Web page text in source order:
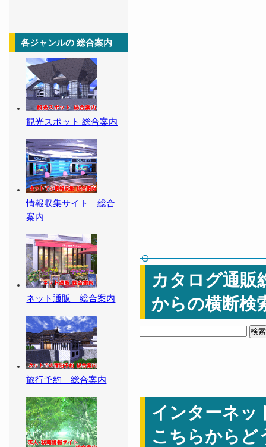
カタログ通販
からの横断検
インターネッ
こちらからど
各ジャンルの 総合案内
観光スポット 総合案内
情報収集サイト 総合
案内
ネット通販 総合案内
旅行予約 総合案内